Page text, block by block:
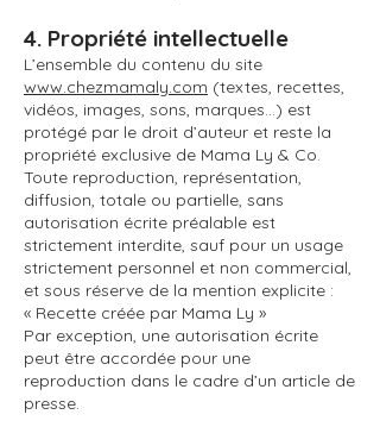
4. Propriété intellectuelle
L’ensemble du contenu du site
www.chezmamaly.com (textes, recettes,
vidéos, images, sons, marques…) est
protégé par le droit d’auteur et reste la
propriété exclusive de Mama Ly & Co.
Toute reproduction, représentation,
diffusion, totale ou partielle, sans
autorisation écrite préalable est
strictement interdite, sauf pour un usage
strictement personnel et non commercial,
et sous réserve de la mention explicite :
« Recette créée par Mama Ly »
Par exception, une autorisation écrite
peut être accordée pour une
reproduction dans le cadre d’un article de
presse.